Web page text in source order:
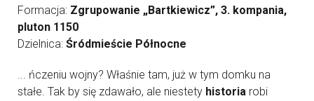
Formacja: Zgrupowanie „Bartkiewicz”, 3. kompania,
pluton 1150
Dzielnica: Śródmieście Północne
... ńczeniu wojny? Właśnie tam, już w tym domku na
stałe. Tak by się zdawało, ale niestety historia robi